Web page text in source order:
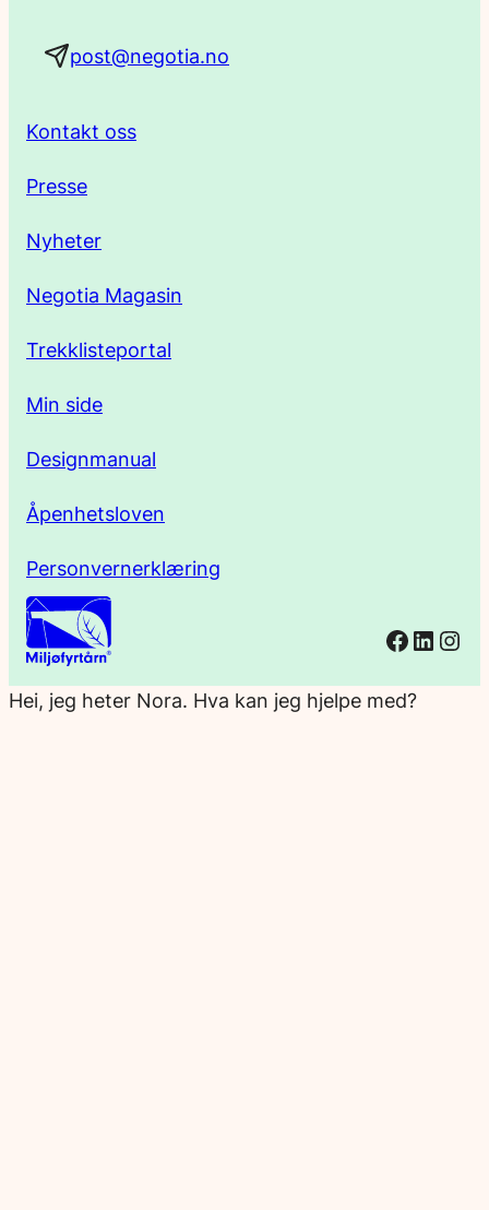
post@negotia.no
Kontakt oss
Presse
Nyheter
Negotia Magasin
Trekklisteportal
Min side
Designmanual
Åpenhetsloven
Personvernerklæring
Hei, jeg heter Nora. Hva kan jeg hjelpe med?